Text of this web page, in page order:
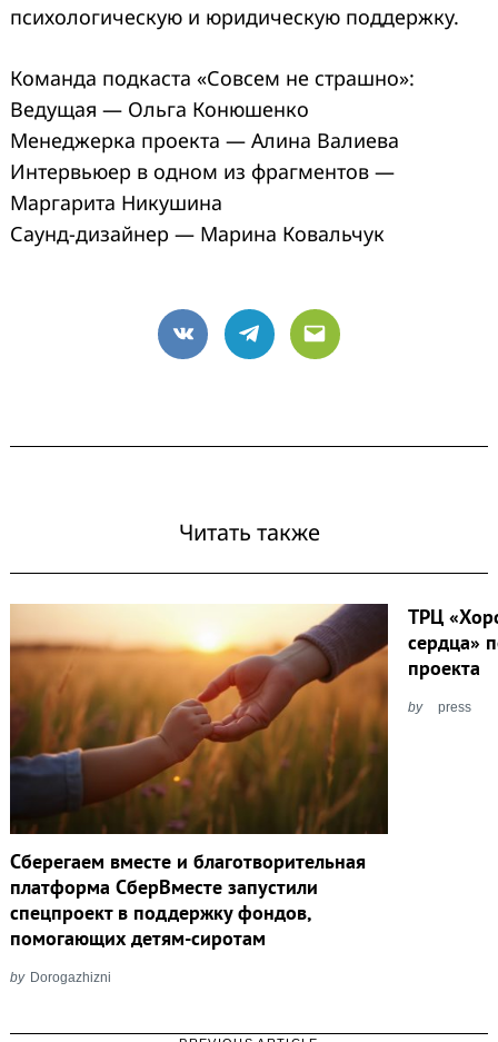
психологическую и юридическую поддержку.
Команда подкаста «Совсем не страшно»:
Ведущая — Ольга Конюшенко
Менеджерка проекта — Алина Валиева
Интервьюер в одном из фрагментов —
Маргарита Никушина
Саунд-дизайнер — Марина Ковальчук
VK Telegram
Email
Читать также
Сберегаем вместе и благотворительная
платформа СберВместе запустили
спецпроект в поддержку фондов,
помогающих детям-сиротам
by Dorogazhizni
ТРЦ
сердца»
проекта
by press